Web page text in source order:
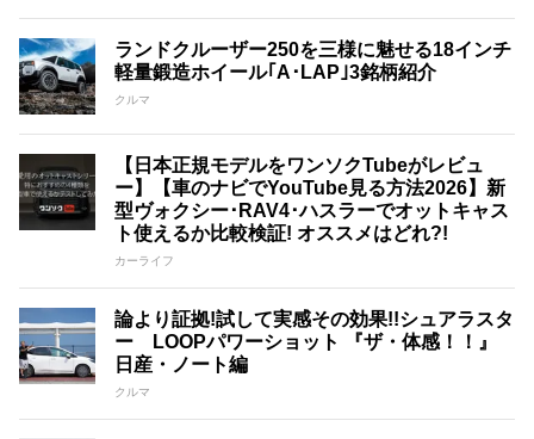
ランドクルーザー250を三様に魅せる18インチ
軽量鍛造ホイール｢A･LAP｣3銘柄紹介
クルマ
【日本正規モデルをワンソクTubeがレビュ
ー】【車のナビでYouTube見る方法2026】新
型ヴォクシー･RAV4･ハスラーでオットキャス
ト使えるか比較検証! オススメはどれ?!
カーライフ
論より証拠!試して実感その効果!!シュアラスタ
ー LOOPパワーショット 『ザ・体感！！』
日産・ノート編
クルマ